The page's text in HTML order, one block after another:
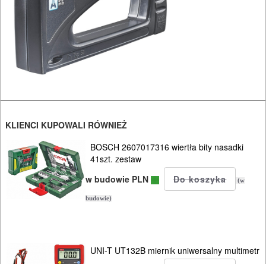
RĘCZNE
NARZĘDZIA
NARZĘDZIA
INSTALACYJNE,
PALNIKI
PNEUMATYCZNE
NARZĘDZIA
KLIENCI KUPOWALI RÓWNIEŻ
BOSCH 2607017316 wiertła bity nasadki
41szt. zestaw
w budowie PLN
(w
budowie)
UNI-T UT132B miernik uniwersalny multimetr